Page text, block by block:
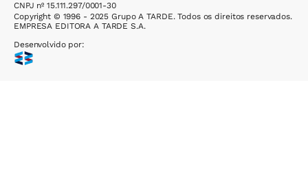
CNPJ nº 15.111.297/0001-30
Copyright © 1996 - 2025 Grupo A TARDE. Todos os direitos reservados.
EMPRESA EDITORA A TARDE S.A.
Desenvolvido por: